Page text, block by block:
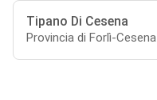
Tipano Di Cesena
Provincia di Forlì-Cesena